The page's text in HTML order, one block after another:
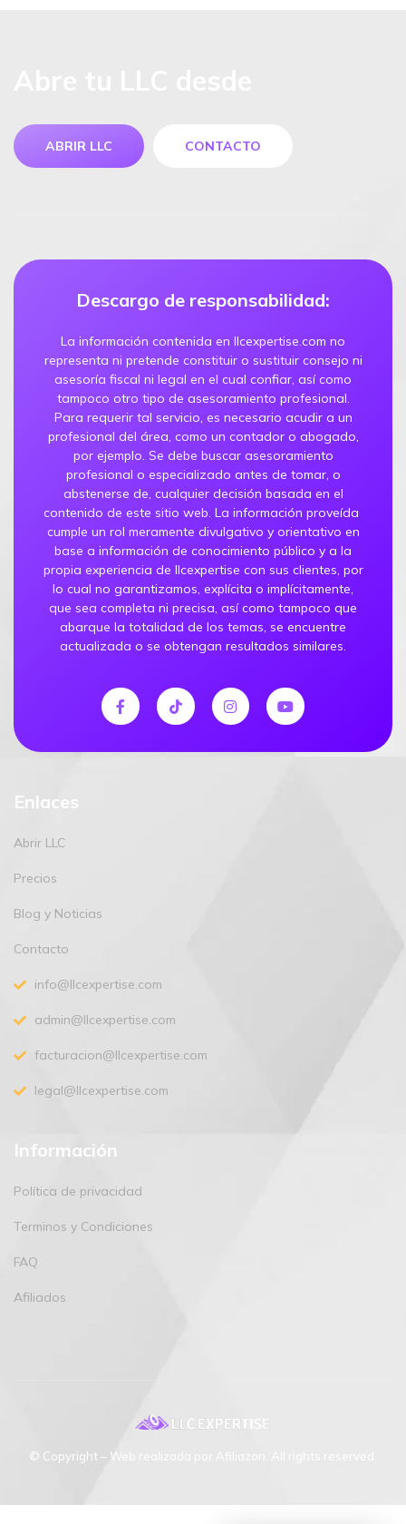
ABRIR LLC CONTACTO
Descargo de responsabilidad:
La información contenida en llcexpertise.com no
representa ni pretende constituir o sustituir consejo ni
asesoría fiscal ni legal en el cual confiar, así como
tampoco otro tipo de asesoramiento profesional.
Para requerir tal servicio, es necesario acudir a un
profesional del área, como un contador o abogado,
por ejemplo. Se debe buscar asesoramiento
profesional o especializado antes de tomar, o
abstenerse de, cualquier decisión basada en el
contenido de este sitio web. La información proveída
cumple un rol meramente divulgativo y orientativo en
base a información de conocimiento público y a la
propia experiencia de llcexpertise con sus clientes, por
lo cual no garantizamos, explícita o implícitamente,
que sea completa ni precisa, así como tampoco que
abarque la totalidad de los temas, se encuentre
actualizada o se obtengan resultados similares.
Enlaces
Abrir LLC
Precios
Blog y Noticias
Contacto
info@llcexpertise.com
admin@llcexpertise.com
facturacion@llcexpertise.com
legal@llcexpertise.com
Información
Política de privacidad
Terminos y Condiciones
FAQ
Afiliados
© Copyright – Web realizada por Afiliazon. All rights reserved.